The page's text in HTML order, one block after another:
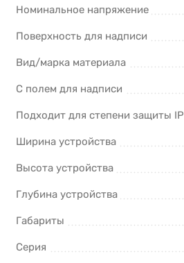
Номинальное напряжение
Поверхность для надписи
Вид/марка материала
С полем для надписи
Подходит для степени защиты IP
Ширина устройства
Высота устройства
Глубина устройства
Габариты
Серия